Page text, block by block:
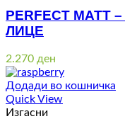
PERFECT
ЛИЦЕ
2.270 ден
Додади во кошничка
Quick View
Изгасни